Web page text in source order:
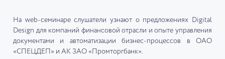
На web-семинаре слушатели узнают о предложениях Digital
Design для компаний финансовой отрасли и опыте управления
документами и автоматизации бизнес-процессов в ОАО
«СПЕЦДЕП» и АК ЗАО «Промторгбанк».